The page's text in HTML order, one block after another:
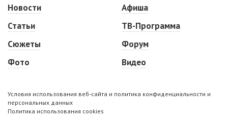
Новости
Статьи
Сюжеты
Фото
Афиша
ТВ-Программа
Форум
Видео
Условия использования веб-сайта и политика конфиденциальности и
персональных данных
Политика использования cookies